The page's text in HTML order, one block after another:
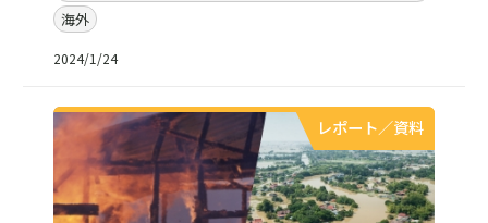
海外
2024/1/24
レポート／資料